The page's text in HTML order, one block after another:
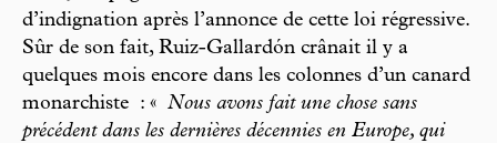
d’indignation après l’annonce de cette loi régressive.
Sûr de son fait, Ruiz-Gallardón crânait il y a
quelques mois encore dans les colonnes d’un canard
monarchiste : « Nous avons fait une chose sans
précédent dans les dernières décennies en Europe, qui